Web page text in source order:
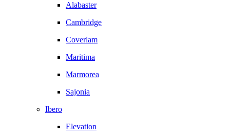
Alabaster
Cambridge
Coverlam
Maritima
Marmorea
Sajonia
Ibero
Elevation